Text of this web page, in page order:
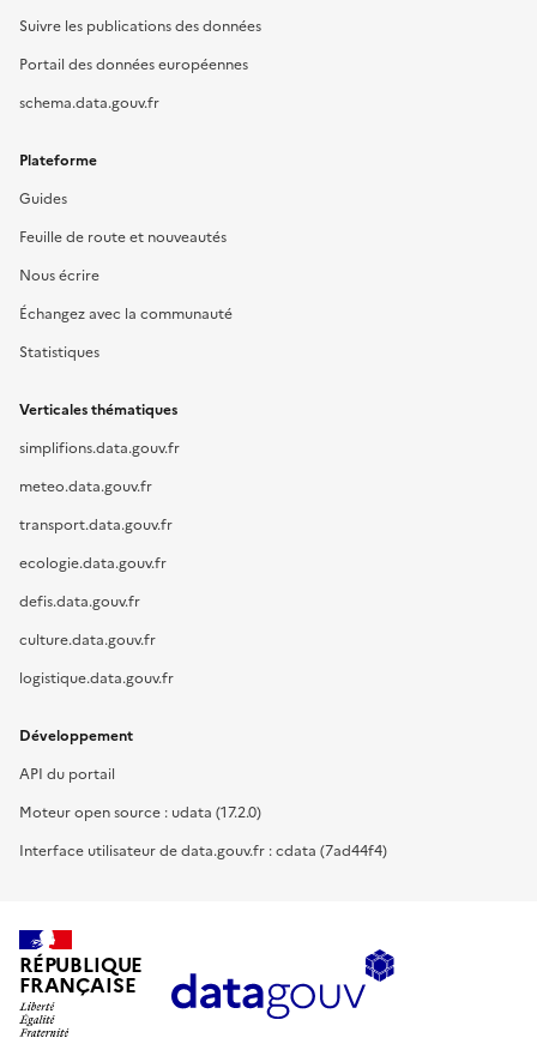
Suivre les publications des données
Portail des données européennes
schema.data.gouv.fr
Plateforme
Guides
Feuille de route et nouveautés
Nous écrire
Échangez avec la communauté
Statistiques
Verticales thématiques
simplifions.data.gouv.fr
meteo.data.gouv.fr
transport.data.gouv.fr
ecologie.data.gouv.fr
defis.data.gouv.fr
culture.data.gouv.fr
logistique.data.gouv.fr
Développement
API du portail
Moteur open source : udata (17.2.0)
Interface utilisateur de data.gouv.fr : cdata (7ad44f4)
RÉPUBLIQUE
FRANÇAISE